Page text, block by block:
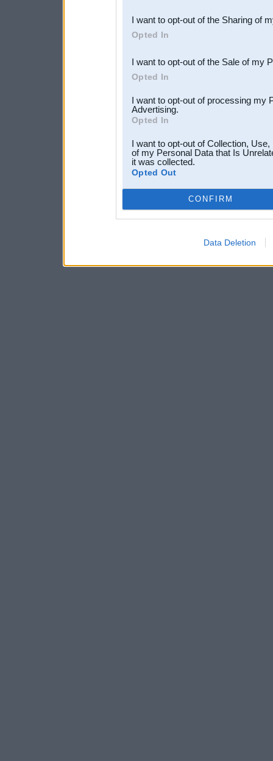
Downstream Participants
third parties.
I want to opt-out of the Sharing of
Opted In
I want to opt-out of the Sale of my
Opted In
I want to opt-out of processing my
Advertising.
Opted In
I want to opt-out of Collection,
of my Personal Data that Is
it was collected.
Opted Out
CONFIRM
Data Deletion